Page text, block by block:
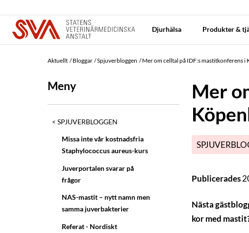
Djurhälsa Produkter &
Aktuellt Bloggar Spjuverbloggen Mer om celltal på IDF:s mastitkonferens i
Meny
SPJUVERBLOGGEN
Missa inte vår kostnadsfria
Staphylococcus aureus-kurs
Juverportalen svarar på
frågor
NAS-mastit – nytt namn men
samma juverbakterier
Referat - Nordiskt
Mer
Publicerades
Nästa
kor med